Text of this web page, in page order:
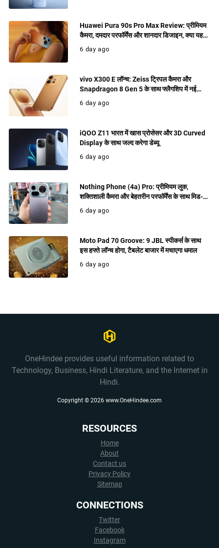
Huawei Pura 90s Pro Max Review: प्रीमियम
कैमरा, दमदार परफॉर्मेंस और शानदार डिजाइन, क्या यह
खरीदने लायक फ्लैगशिप है?
6 day ago
vivo X300 E लॉन्च: Zeiss ट्रिपल कैमरा और
Snapdragon 8 Gen 5 के साथ फ्लैगशिप में नई
पेशकश
6 day ago
iQOO Z11 भारत में खास प्रोसेसर और 3D Curved
Display के साथ जल्द करेगा डेब्यू
6 day ago
Nothing Phone (4a) Pro: प्रीमियम लुक,
शक्तिशाली कैमरा और बेहतरीन परफॉर्मेंस के साथ मिड-
रेंज में धमाल मचाने को तैयार
6 day ago
Moto Pad 70 Groove: 9 JBL स्पीकर्स के साथ
इस हफ्ते लॉन्च होगा, टैबलेट बाजार में मचाएगा धमाल
6 day ago
OneHindee provides useful information related to
Technology, Business, Hindi Literature, and the Internet in
Hindi.
Copyright © 2026 www.OneHindee.com
RESOURCES
Home
About
Contact us
Privacy Policy
Sitemap
CONNECTIONS
Twitter
Facebook
Instagram